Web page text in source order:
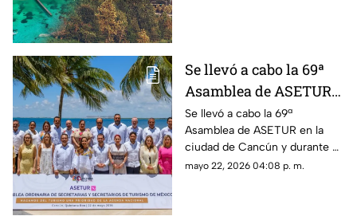
Se llevó a cabo la 69ª
Asamblea de ASETUR
en Cancún y Quintana
Roo reafirma su
liderazgo turístico
Se llevó a cabo la 69ª
Asamblea de ASETUR en la
ciudad de Cancún y durante el
evento, el estado de Quintana
mayo 22, 2026 04:08 p. m.